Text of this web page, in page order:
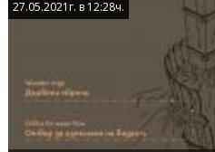
27.05.2021г. в 12:28ч.
27.05.2021г. в 12:28ч.